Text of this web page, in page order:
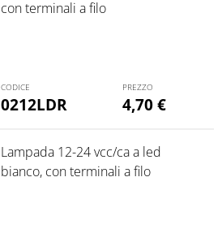
0212LDR
con terminali a filo
4,70€
Lampada 12-24 vcc/ca a led
bianco, con terminali a filo